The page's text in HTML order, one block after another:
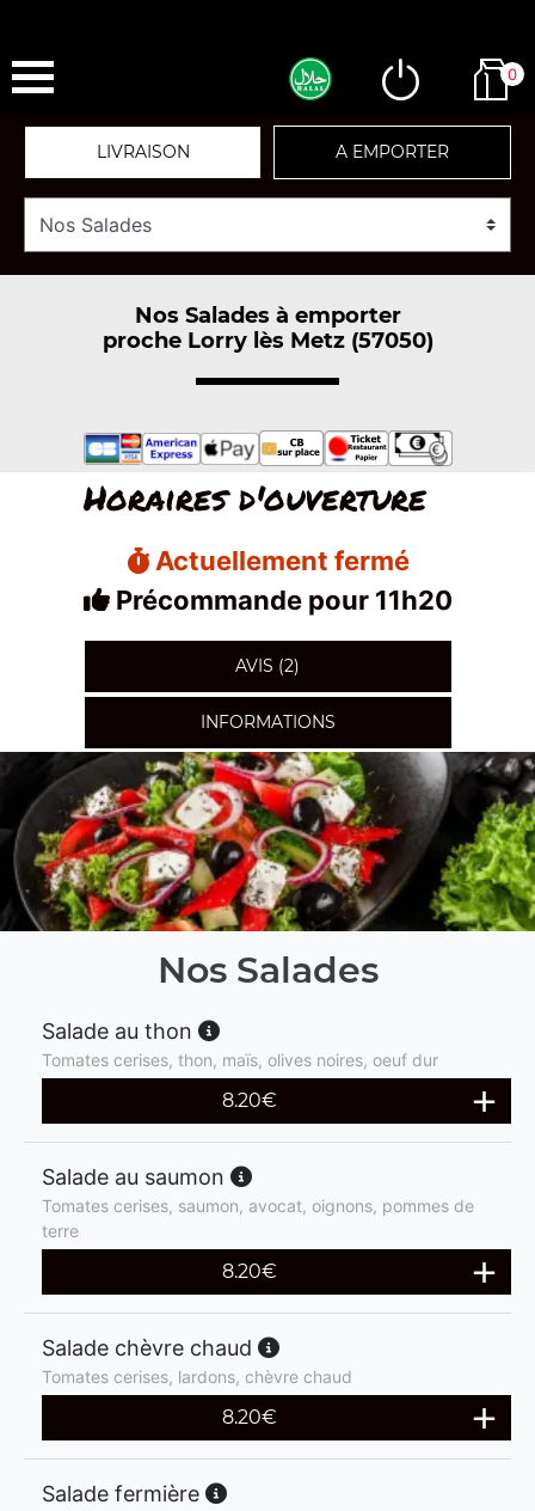
0
LIVRAISON A EMPORTER
Nos Salades à emporter
proche Lorry lès Metz (57050)
Horaires d'ouverture
Actuellement fermé
Précommande pour 11h20
AVIS (2)
INFORMATIONS
Nos Salades
Salade au thon
Tomates cerises, thon, maïs, olives noires, oeuf dur
8.20€
Salade au saumon
Tomates cerises, saumon, avocat, oignons, pommes de
terre
8.20€
Salade chèvre chaud
Tomates cerises, lardons, chèvre chaud
8.20€
Salade fermière